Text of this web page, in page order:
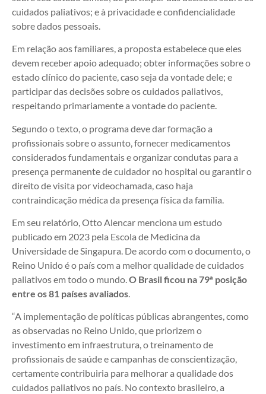
cuidados paliativos; e à privacidade e confidencialidade
sobre dados pessoais.
Em relação aos familiares, a proposta estabelece que eles
devem receber apoio adequado; obter informações sobre o
estado clínico do paciente, caso seja da vontade dele; e
participar das decisões sobre os cuidados paliativos,
respeitando primariamente a vontade do paciente.
Segundo o texto, o programa deve dar formação a
profissionais sobre o assunto, fornecer medicamentos
considerados fundamentais e organizar condutas para a
presença permanente de cuidador no hospital ou garantir o
direito de visita por videochamada, caso haja
contraindicação médica da presença física da família.
Em seu relatório, Otto Alencar menciona um estudo
publicado em 2023 pela Escola de Medicina da
Universidade de Singapura. De acordo com o documento, o
Reino Unido é o país com a melhor qualidade de cuidados
paliativos em todo o mundo.O Brasil ficou na 79ª posição
entre os 81 países avaliados.
“A implementação de políticas públicas abrangentes, como
as observadas no Reino Unido, que priorizem o
investimento em infraestrutura, o treinamento de
profissionais de saúde e campanhas de conscientização,
certamente contribuiria para melhorar a qualidade dos
cuidados paliativos no país. No contexto brasileiro, a